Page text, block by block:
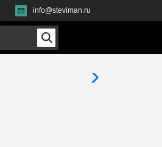
info@steviman.ru